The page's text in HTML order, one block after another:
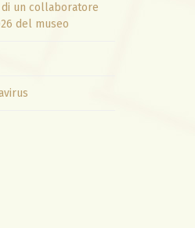
un collaboratore
del museo